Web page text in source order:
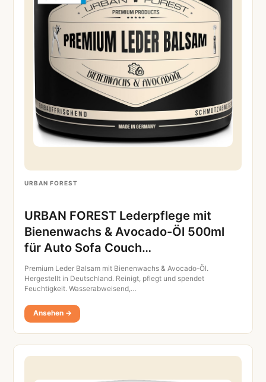
URBAN FOREST
URBAN FOREST Lederpflege mit
Bienenwachs & Avocado-Öl 500ml
für Auto Sofa Couch…
Premium Leder Balsam mit Bienenwachs & Avocado-Öl.
Hergestellt in Deutschland. Reinigt, pflegt und spendet
Feuchtigkeit. Wasserabweisend,…
Ansehen →